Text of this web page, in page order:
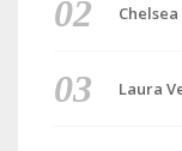
Laura